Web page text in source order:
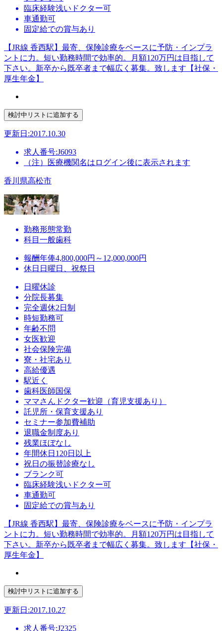
臨床経験浅いドクター可
車通勤可
固定給での賞与あり
【JR線 香西駅】最寄、保険診療をベースに予防・インプラ
ントに力。短い勤務時間で効率的。月額120万円は目指して
下さい。新卒から既卒者まで幅広く募集。致します【社保・
厚生年金】
更新日:2017.10.30
求人番号:J6093
（注）医療機関名はログイン後に表示されます
香川県高松市
勤務形態常勤
科目 一般歯科
報酬年俸4,800,000円～12,000,000円
休日 日曜日、祝祭日
日曜休診
分院長募集
完全週休2日制
時短勤務可
年齢不問
女医歓迎
社会保険完備
寮・社宅あり
高給優遇
駅近く
歯科医師国保
ママさんドクター歓迎（育児支援あり）
託児所・保育支援あり
セミナー参加費補助
退職金制度あり
残業ほぼなし
年間休日120日以上
祝日の振替診療なし
ブランク可
臨床経験浅いドクター可
車通勤可
固定給での賞与あり
【JR線 香西駅】最寄、保険診療をベースに予防・インプラ
ントに力。短い勤務時間で効率的。月額120万円は目指して
下さい。新卒から既卒者まで幅広く募集。致します【社保・
厚生年金】
更新日:2017.10.27
求人番号:J2325